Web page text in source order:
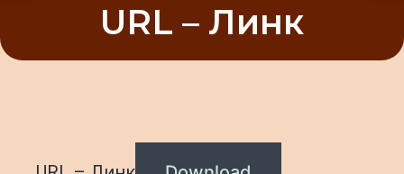
URL – Линк